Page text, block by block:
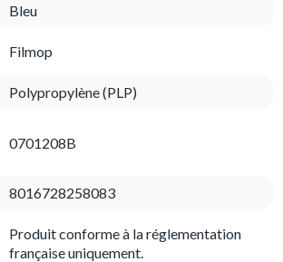
Bleu
Filmop
Polypropylène (PLP)
0701208B
8016728258083
Produit conforme à la réglementation
française uniquement.